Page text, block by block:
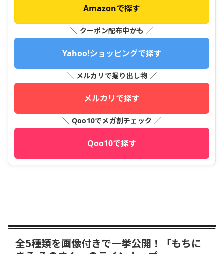
Amazonで探す
＼ クーポン配布中かも ／
Yahoo!ショッピングで探す
＼ メルカリで掘り出し物 ／
メルカリで探す
＼ Qoo10でメガ割チェック ／
Qoo10で探す
全5種類を画像付きで一挙公開！「もちに